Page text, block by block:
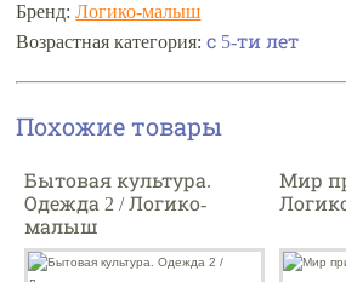
Бренд:Логико-малыш
Возрастная категория:с 5-ти лет
Похожие товары
Бытовая культура.
Одежда 2 / Логико-
малыш
Мир